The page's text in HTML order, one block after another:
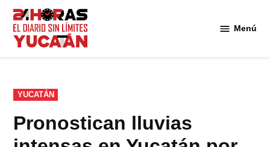
Saltar
contenido
Menú
PUBLICADO
EN
YUCATÁN
Pronostican lluvias